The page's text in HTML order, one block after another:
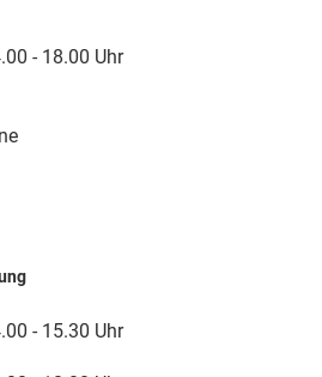
- 18.00 Uhr
- 15.30 Uhr